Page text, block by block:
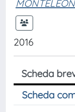
2016
Scheda
Scheda